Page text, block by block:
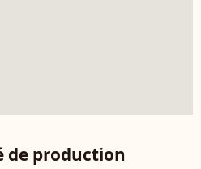
de production